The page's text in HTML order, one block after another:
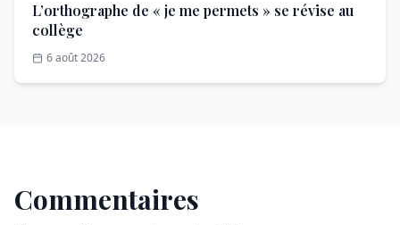
L’orthographe de « je me permets » se révise au
collège
6 août 2026
Commentaires